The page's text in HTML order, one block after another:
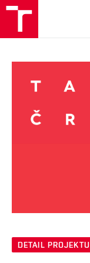
DETAIL PROJEKTU